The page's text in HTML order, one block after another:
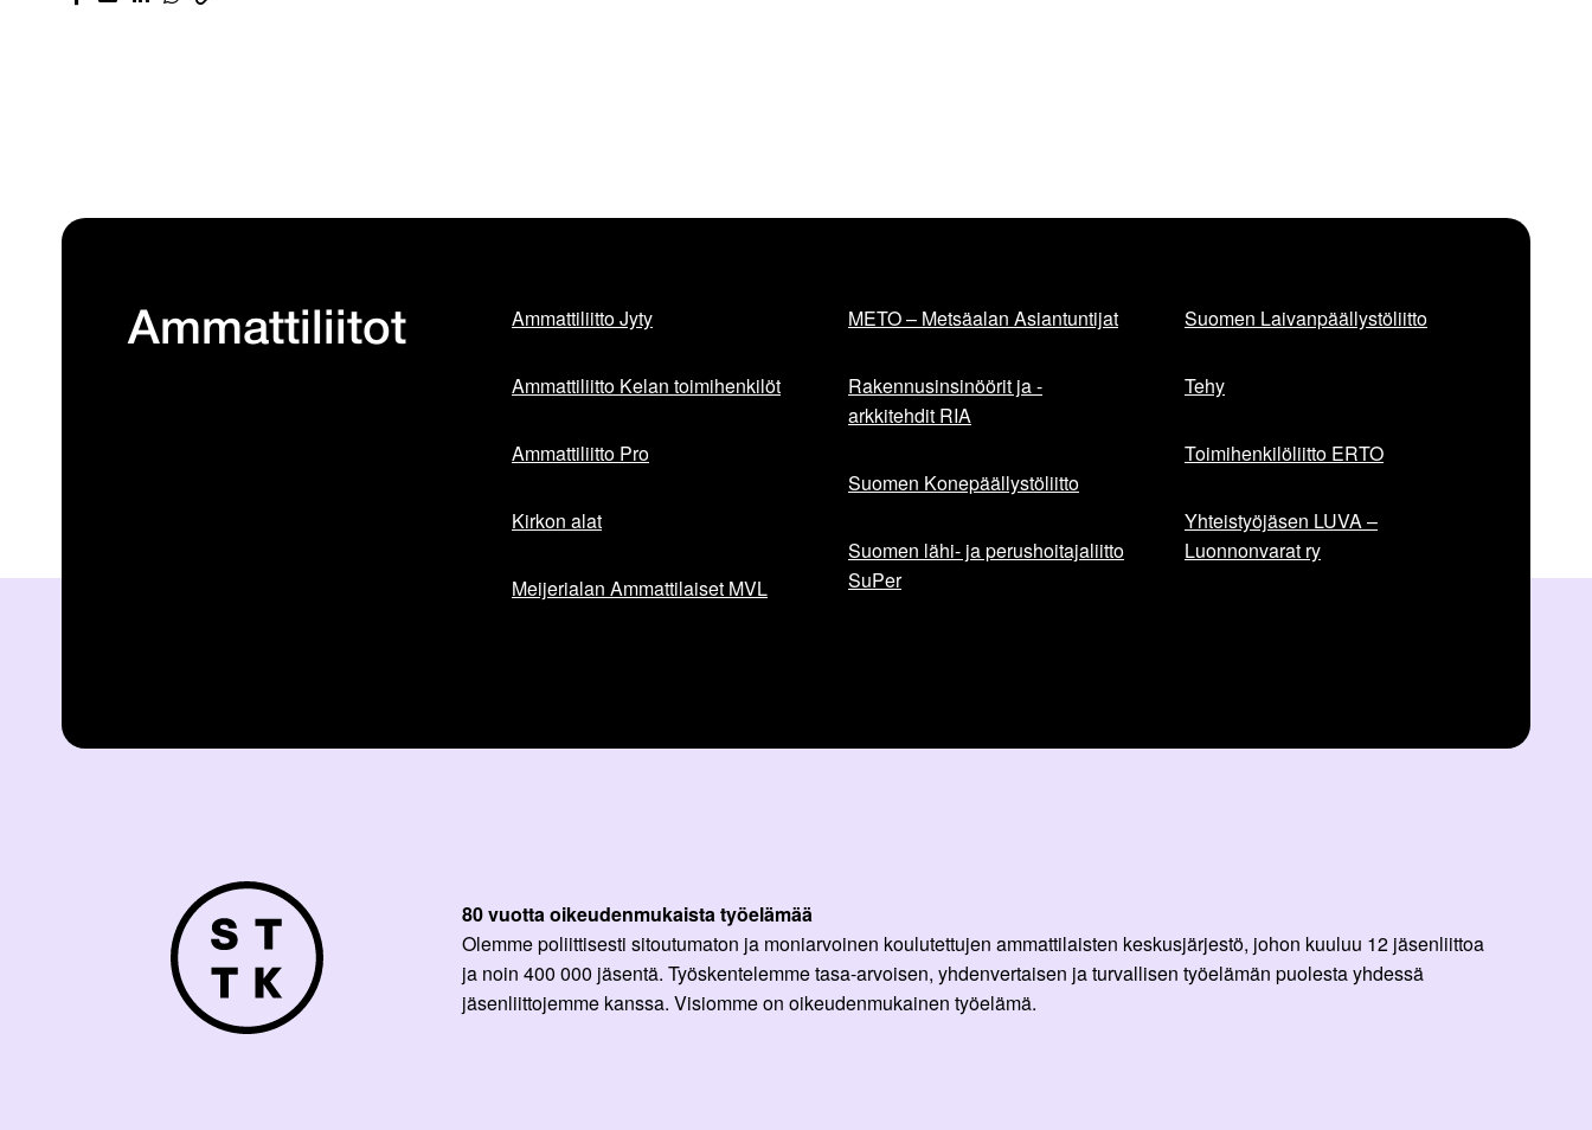
Ammattiliitot Ammattiliitto Jyty
Ammattiliitto Kelan toimihenkilöt
Ammattiliitto Pro
Kirkon alat
Meijerialan Ammattilaiset MVL
METO – Metsäalan Asiantuntijat
Rakennusinsinöörit ja -
arkkitehdit RIA
Suomen Konepäällystöliitto
Suomen lähi- ja perushoitajaliitto
SuPer
Suomen Laivanpäällystöliitto
Tehy
Toimihenkilöliitto ERTO
Yhteistyöjäsen LUVA –
Luonnonvarat ry
80 vuotta oikeudenmukaista työelämää
Olemme poliittisesti sitoutumaton ja moniarvoinen koulutettujen ammattilaisten keskusjärjestö, johon kuuluu 12 jäsenliittoa
ja noin 400 000 jäsentä. Työskentelemme tasa-arvoisen, yhdenvertaisen ja turvallisen työelämän puolesta yhdessä
jäsenliittojemme kanssa. Visiomme on oikeudenmukainen työelämä.